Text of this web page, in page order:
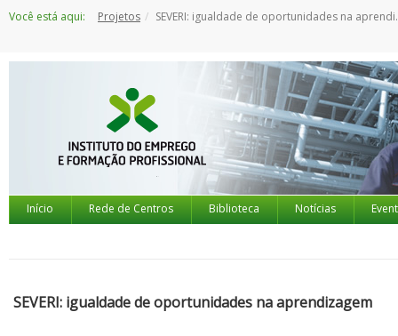
paraVocê está aqui: Projetos SEVERI: igualdade de oportunidades na aprendizagem
Início Rede de Centros Biblioteca Notícias
SEVERI: igualdade de oportunidades na aprendizagem